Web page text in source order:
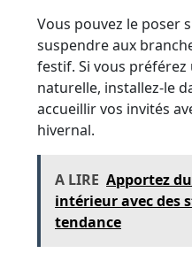
Vous pouvez le poser
suspendre aux
festif. Si vous
naturelle, installez-le
accueillir vos invités
hivernal.
A LIRE Apportez
intérieur avec des
tendance